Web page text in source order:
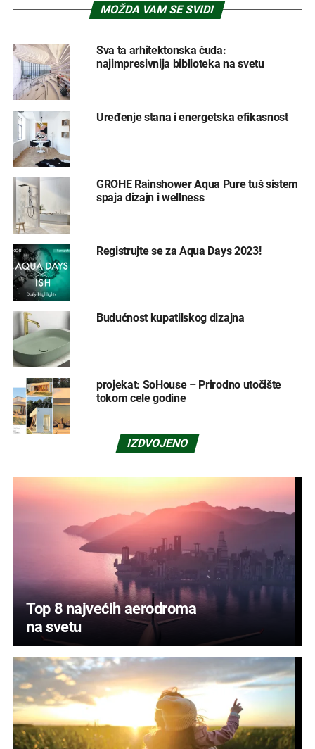
MOŽDA VAM SE SVIDI
Sva ta arhitektonska čuda:
najimpresivnija biblioteka na svetu
Uređenje stana i energetska efikasnost
GROHE Rainshower Aqua Pure tuš sistem
spaja dizajn i wellness
Registrujte se za Aqua Days 2023!
Budućnost kupatilskog dizajna
projekat: SoHouse – Prirodno utočište
tokom cele godine
IZDVOJENO
Top 8 najvećih aerodroma
na svetu